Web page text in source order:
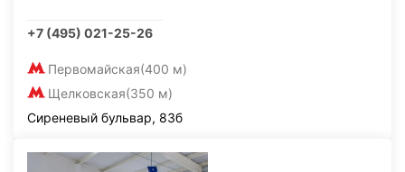
+7 (495) 021-25-26
Первомайская(400 м)
Щелковская(350 м)
Сиреневый бульвар, 83б